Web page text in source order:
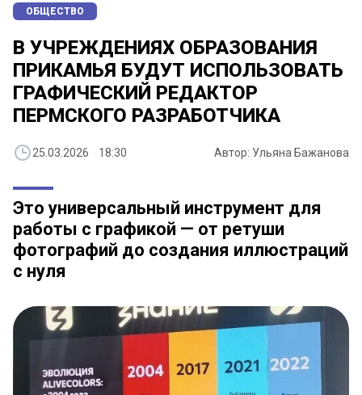
ОБЩЕСТВО
В УЧРЕЖДЕНИЯХ ОБРАЗОВАНИЯ
ПРИКАМЬЯ БУДУТ ИСПОЛЬЗОВАТЬ
ГРАФИЧЕСКИЙ РЕДАКТОР
ПЕРМСКОГО РАЗРАБОТЧИКА
25.03.2026 18:30 Автор: Ульяна Бажанова
Это универсальный инструмент для
работы с графикой — от ретуши
фотографий до создания иллюстраций
с нуля